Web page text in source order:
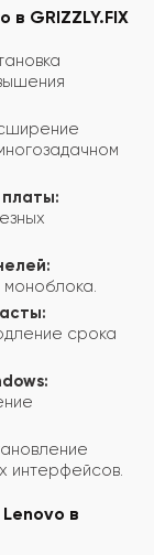
в GRIZZLY.FIX
срока
интерфейсов.
в